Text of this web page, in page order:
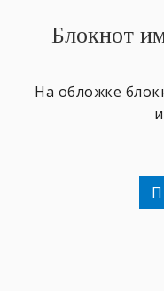
Блокнот
На обложке